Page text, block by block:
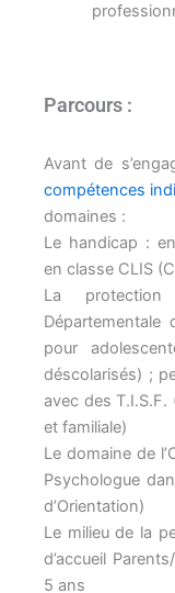
Parcours :
Avant de
compétences
domaines :
Le handicap :
en classe CLIS
La
Départementale
pour
déscolarisés) ;
avec des T.I.S.F.
et familiale)
Le domaine de
Psychologue
d’Orientation)
Le milieu de la
d’accueil
5 ans